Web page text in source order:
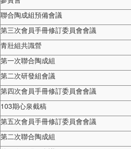
聯合陶成組預備會議
第三次會員手冊修訂委員會會議
青壯組共識營
第一次聯合陶成組
第二次研發組會議
第四次會員手冊修訂委員會會議
103期心泉截稿
第五次會員手冊修訂委員會會議
第二次聯合陶成組